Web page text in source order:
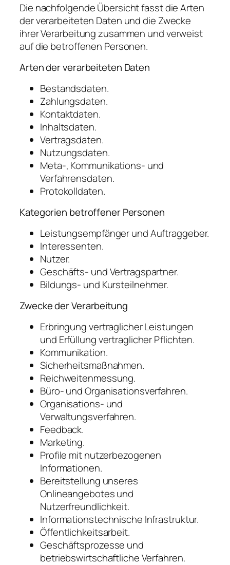
Die nachfolgende Übersicht fasst die Arten
der verarbeiteten Daten und die Zwecke
ihrer Verarbeitung zusammen und verweist
auf die betroffenen Personen.
Arten der verarbeiteten Daten
Bestandsdaten.
Zahlungsdaten.
Kontaktdaten.
Inhaltsdaten.
Vertragsdaten.
Nutzungsdaten.
Meta-, Kommunikations- und
Verfahrensdaten.
Protokolldaten.
Kategorien betroffener Personen
Leistungsempfänger und Auftraggeber.
Interessenten.
Nutzer.
Geschäfts- und Vertragspartner.
Bildungs- und Kursteilnehmer.
Zwecke der Verarbeitung
Erbringung vertraglicher Leistungen
und Erfüllung vertraglicher Pflichten.
Kommunikation.
Sicherheitsmaßnahmen.
Reichweitenmessung.
Büro- und Organisationsverfahren.
Organisations- und
Verwaltungsverfahren.
Feedback.
Marketing.
Profile mit nutzerbezogenen
Informationen.
Bereitstellung unseres
Onlineangebotes und
Nutzerfreundlichkeit.
Informationstechnische Infrastruktur.
Öffentlichkeitsarbeit.
Geschäftsprozesse und
betriebswirtschaftliche Verfahren.